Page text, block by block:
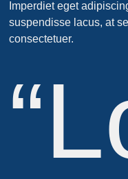
Imperdiet eget
suspendisse lacus, at
consectetuer.